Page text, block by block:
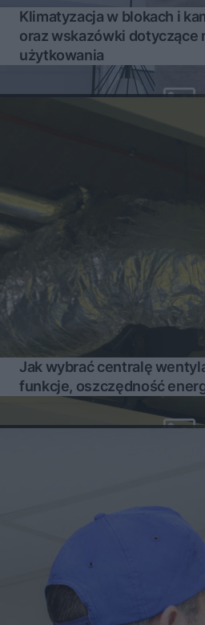
Klimatyzacja w blokach i
oraz wskazówki dotyczące
użytkowania
Jak wybrać centralę
funkcje, oszczędność